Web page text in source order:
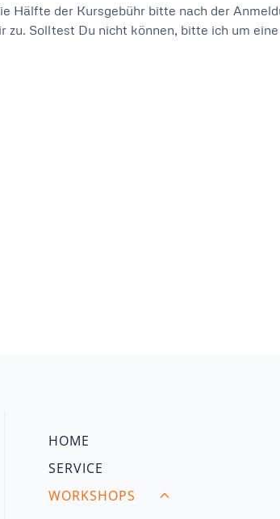
Hälfte der Kursgebühr bitte nach der
zu. Solltest Du nicht können, bitte ich um
HOME
SERVICE
WORKSHOPS